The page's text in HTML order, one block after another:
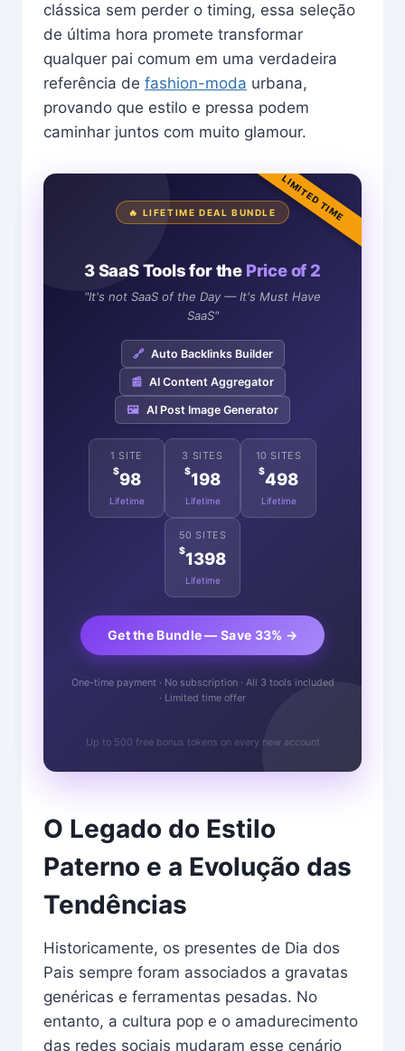
clássica sem perder o timing, essa seleção
de última hora promete transformar
qualquer pai comum em uma verdadeira
referência de fashion-moda urbana,
provando que estilo e pressa podem
caminhar juntos com muito glamour.
LIMITED TIME
🔥 LIFETIME DEAL BUNDLE
3 SaaS Tools for the Price of 2
"It's not SaaS of the Day — It's Must Have
SaaS"
🔗 Auto Backlinks Builder
📰 AI Content Aggregator
🖼️ AI Post Image Generator
1 SITE
$98
Lifetime
3 SITES
$198
Lifetime
10 SITES
$498
Lifetime
50 SITES
$1398
Lifetime
Get the Bundle — Save 33% →
One-time payment · No subscription · All 3 tools included
· Limited time offer
Up to 500 free bonus tokens on every new account
O Legado do Estilo
Paterno e a Evolução das
Tendências
Historicamente, os presentes de Dia dos
Pais sempre foram associados a gravatas
genéricas e ferramentas pesadas. No
entanto, a cultura pop e o amadurecimento
das redes sociais mudaram esse cenário